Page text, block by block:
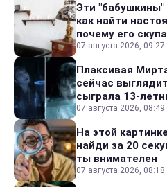
Эти
как найти
почему его
07 августа 2026, 09:27
Плаксивая
сейчас
сыграла 13-
07 августа 2026, 08:49
На этой
найди за 20
ты внимателен
07 августа 2026, 08:18